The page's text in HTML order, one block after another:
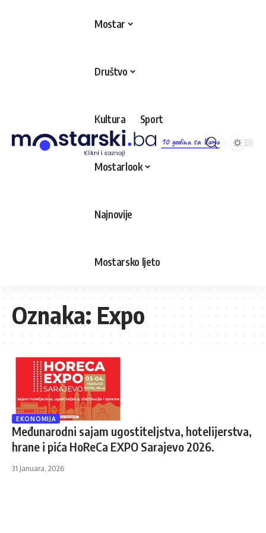
10 godina sa Vama
Mostar
Društvo
Kultura Sport
Mostarlook
Najnovije
Mostarsko ljeto
Oznaka:Expo
EKONOMIJA
Međunarodni sajam ugostiteljstva, hotelijerstva,
hrane i pića HoReCa EXPO Sarajevo 2026.
31 Januara, 2026